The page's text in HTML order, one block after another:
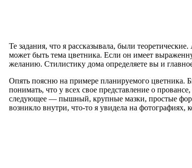
Те задания, что я рассказывала, были
может быть тема цветника. Если он имеет
желанию. Стилистику дома определяете вы и
Опять поясню на примере планируемого цветника.
понимать, что у всех свое представление о
следующее — пышный, крупные мазки, простые
возникло внутри, что-то я увидела на фотографиях,